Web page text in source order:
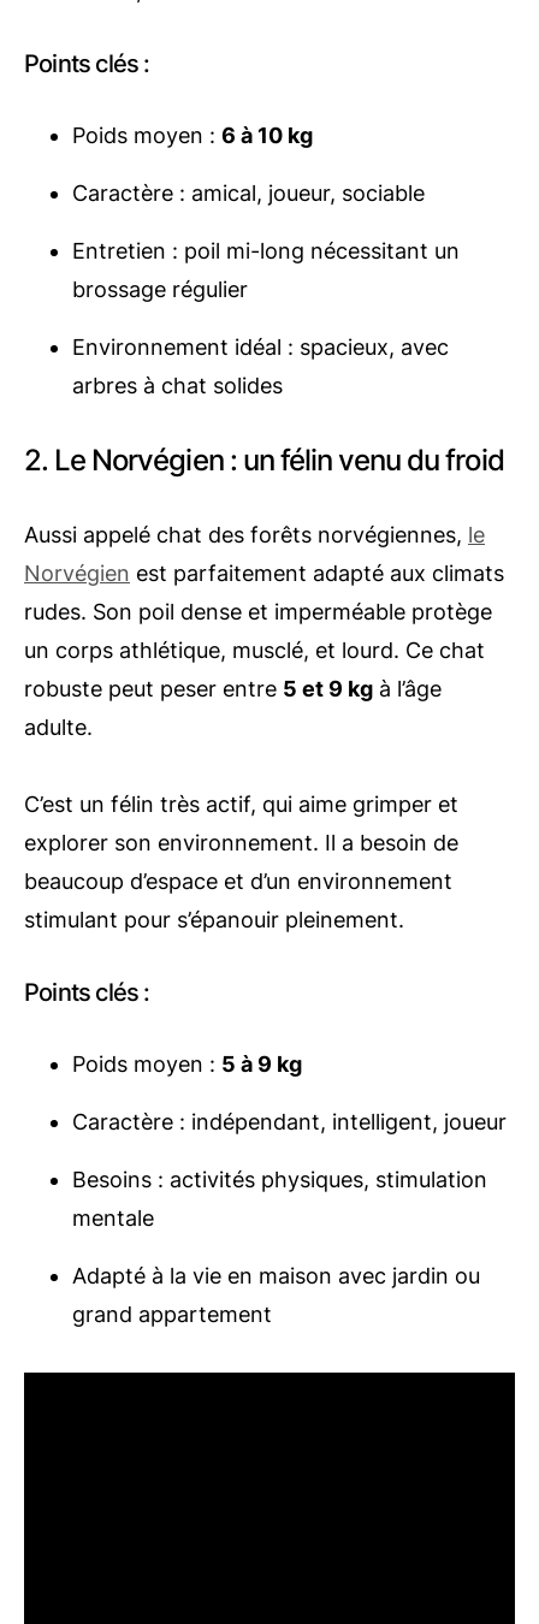
Points clés :
Poids moyen : 6 à 10 kg
Caractère : amical, joueur, sociable
Entretien : poil mi-long nécessitant un
brossage régulier
Environnement idéal : spacieux, avec
arbres à chat solides
2. Le Norvégien : un félin venu du froid
Aussi appelé chat des forêts norvégiennes, le
Norvégien est parfaitement adapté aux climats
rudes. Son poil dense et imperméable protège
un corps athlétique, musclé, et lourd. Ce chat
robuste peut peser entre 5 et 9 kg à l’âge
adulte.
C’est un félin très actif, qui aime grimper et
explorer son environnement. Il a besoin de
beaucoup d’espace et d’un environnement
stimulant pour s’épanouir pleinement.
Points clés :
Poids moyen : 5 à 9 kg
Caractère : indépendant, intelligent, joueur
Besoins : activités physiques, stimulation
mentale
Adapté à la vie en maison avec jardin ou
grand appartement